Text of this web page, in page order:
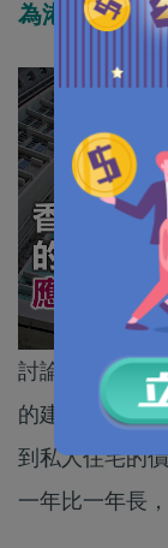
為港人安居變
討論香港住房
的建議，可惜
到私人住宅的
一年比一年長